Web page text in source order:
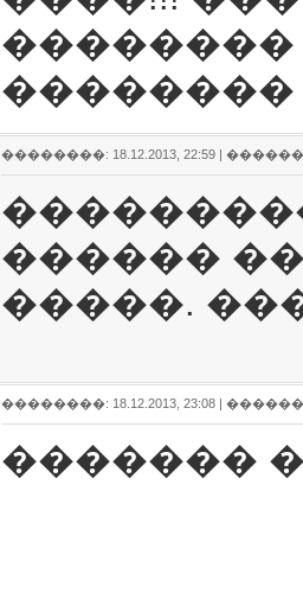
��������
��������: 18.12.2013, 22:59 |
������
�����.
��������: 18.12.2013, 23:08 |
�������